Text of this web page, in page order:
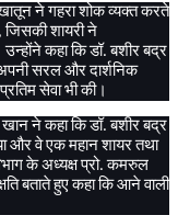
नेगहराशोकव्यक्तकरते
जिसकीशायरीने
उन्होंनेकहाकिडॉ. बशीरबद्र
सरलऔरदार्शनिक
सेवाभीकी।
खाननेकहाकिडॉ. बशीरबद्र
औरवेएकमहानशायरतथा
केअध्यक्षप्रो. कमरुल
बतातेहुएकहाकिआनेवाली